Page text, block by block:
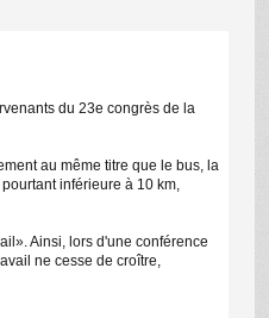
du 23e congrès de la
au même titre que le bus, la
inférieure à 10 km,
Ainsi, lors d'une conférence
ne cesse de croître,